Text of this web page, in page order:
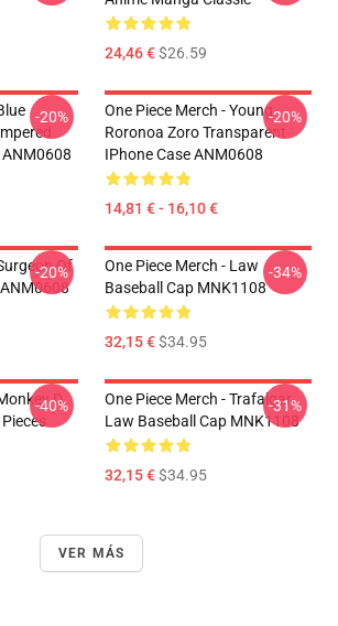
24,46 €$26.59
-20%
One Piece Merch - Young
Roronoa Zoro Transparent
IPhone Case ANM0608
14,81 € - 16,10 €
-20%
Of
-20%
One Piece Merch - Law
Baseball Cap MNK1108
32,15 €$34.95
-34%
D.
-40%
One Piece Merch - Trafalgar
Law Baseball Cap MNK1108
32,15 €$34.95
-31%
VER MÁS